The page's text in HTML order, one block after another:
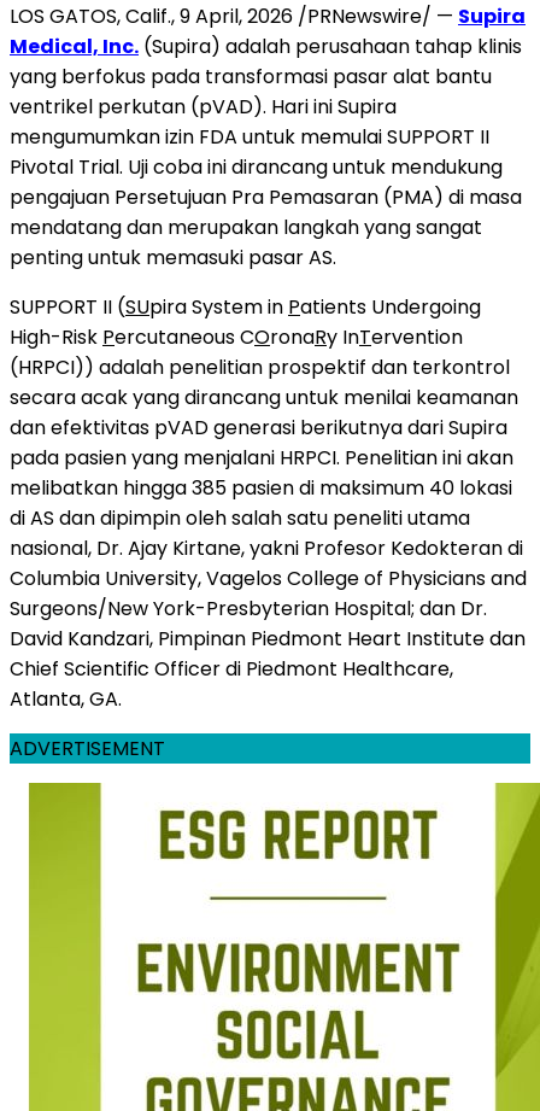
LOS GATOS, Calif.,9 April, 2026 /PRNewswire/ — Supira
Medical, Inc. (Supira) adalah perusahaan tahap klinis
yang berfokus pada transformasi pasar alat bantu
ventrikel perkutan (pVAD). Hari ini Supira
mengumumkan izin FDA untuk memulai SUPPORT II
Pivotal Trial. Uji coba ini dirancang untuk mendukung
pengajuan Persetujuan Pra Pemasaran (PMA) di masa
mendatang dan merupakan langkah yang sangat
penting untuk memasuki pasar AS.
SUPPORT II (SUpira System in Patients Undergoing
High-Risk Percutaneous COronaRy InTervention
(HRPCI)) adalah penelitian prospektif dan terkontrol
secara acak yang dirancang untuk menilai keamanan
dan efektivitas pVAD generasi berikutnya dari Supira
pada pasien yang menjalani HRPCI. Penelitian ini akan
melibatkan hingga 385 pasien di maksimum 40 lokasi
di AS dan dipimpin oleh salah satu peneliti utama
nasional, Dr. Ajay Kirtane, yakni Profesor Kedokteran di
Columbia University, Vagelos College of Physicians and
Surgeons/New York-Presbyterian Hospital; dan Dr.
David Kandzari, Pimpinan Piedmont Heart Institute dan
Chief Scientific Officer di Piedmont Healthcare,
Atlanta, GA.
ADVERTISEMENT